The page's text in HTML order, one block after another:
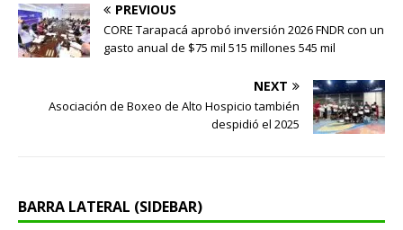
PREVIOUS
CORE Tarapacá aprobó inversión 2026 FNDR con un
gasto anual de $75 mil 515 millones 545 mil
NEXT
Asociación de Boxeo de Alto Hospicio también
despidió el 2025
BARRA LATERAL (SIDEBAR)